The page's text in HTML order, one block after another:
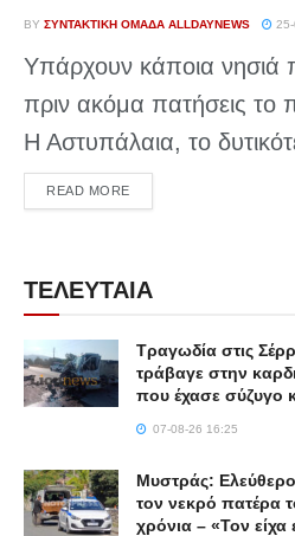
BY ΣΥΝΤΑΚΤΙΚΉ ΟΜΆΔΑ ALLDAYNEWS
Υπάρχουν κάποια νησιά
πριν ακόμα πατήσεις το
Η Αστυπάλαια, το
READ MOREDETAILS
ΤΕΛΕΥΤΑΙΑ
Τραγωδία στις
τράβαγε στην
που έχασε σύζυγο
07-08-26 16:25
Μυστράς:
τον νεκρό πατέρα
χρόνια – «Τον είχα